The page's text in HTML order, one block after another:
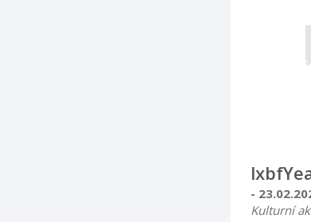
-
Kulturní